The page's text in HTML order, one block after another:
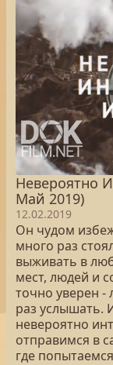
Невероятно
Май 2019)
12.02.2019
Он чудом
много раз
выживать в
мест, людей и
точно уверен -
раз услышать.
невероятно
отправимся в
где